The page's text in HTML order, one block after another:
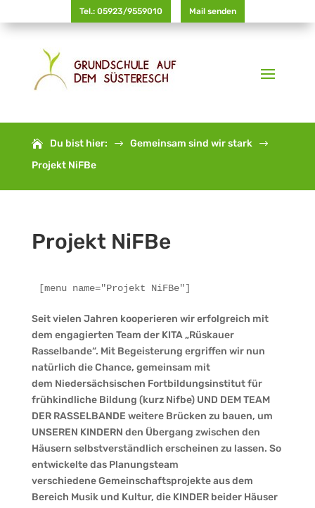
Tel.: 05923/9559010 Mail senden
Du bist hier: $ Gemeinsam sind wir stark $
Projekt NiFBe
Projekt NiFBe
[menu name="Projekt NiFBe"]
Seit vielen Jahren kooperieren wir erfolgreich mit
dem engagierten Team der KITA „Rüskauer
Rasselbande“. Mit Begeisterung ergriffen wir nun
natürlich die Chance, gemeinsam mit
dem Niedersächsischen Fortbildungsinstitut für
frühkindliche Bildung (kurz Nifbe) UND DEM TEAM
DER RASSELBANDE weitere Brücken zu bauen, um
UNSEREN KINDERN den Übergang zwischen den
Häusern selbstverständlich erscheinen zu lassen. So
entwickelte das Planungsteam
verschiedene Gemeinschaftsprojekte aus dem
Bereich Musik und Kultur, die KINDER beider Häuser